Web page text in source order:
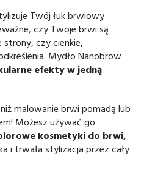
Twój łuk brwiowy
czy Twoje brwi są
czy cienkie,
Mydło Nanobrow
efekty w jedną
malowanie brwi pomadą lub
Możesz używać go
kosmetyki do brwi,
i trwała stylizacja przez cały